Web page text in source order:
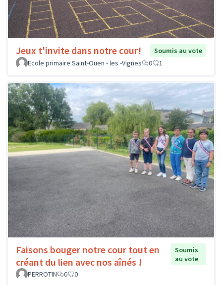
Jeux t'invite dans notre cour!
Soumis au vote
Ecole primaire Saint-Ouen - les -Vignes
0 1
Faisons bouger notre cour tout en
créant du lien avec nos aînés !
Soumis
au vote
PERROTIN
0 0